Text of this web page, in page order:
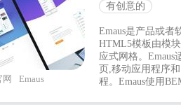
网 Emaus
有创意的
Emaus是产品或者
HTML5模板由模
应式网格。Emaus
页,移动应用程序
程。Emaus使用